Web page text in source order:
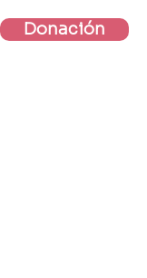
Donación